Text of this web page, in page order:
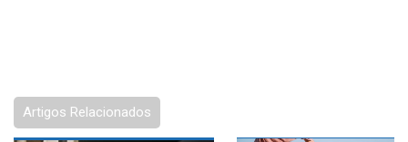
Artigos Relacionados